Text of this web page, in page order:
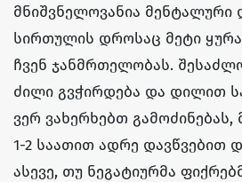
მნიშვნელოვანია მენტალური
სირთულის დროსაც მეტი
ჩვენ ჯანმრთელობას.
ძილი გვჭირდება და დილით
ვერ ვახერხებთ გამოძინებას,
1-2 საათით ადრე დავწვებით
ასევე, თუ ნეგატიურმა